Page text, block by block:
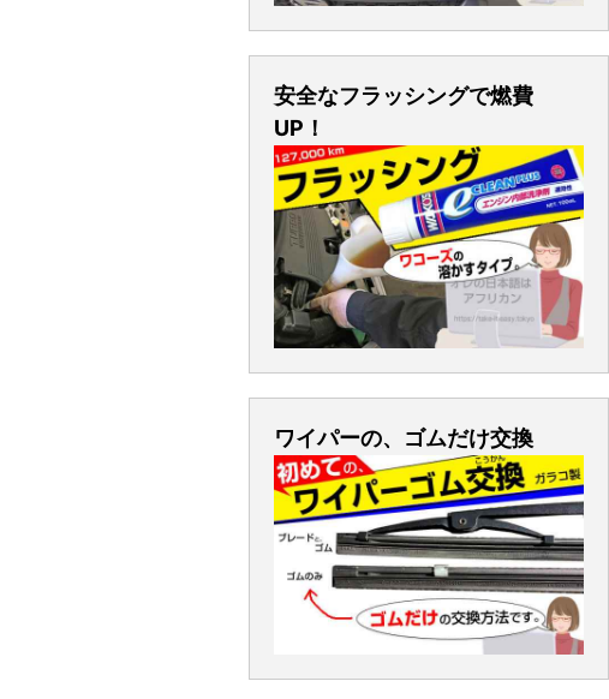
安全なフラッシングで燃費
UP！
ワイパーの、ゴムだけ交換